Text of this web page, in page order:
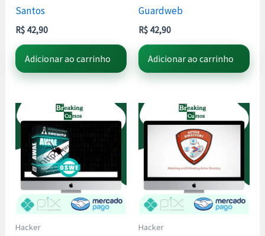
Santos
R$ 42,90
Adicionar ao carrinho
Guardweb
R$ 42,90
Adicionar ao carrinho
Hacker Hacker